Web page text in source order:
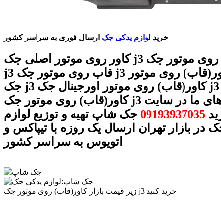
خرید لوازم یدکی جک ارسال فوری به سراسر کشور
کاور روی موتور اصلی جک j3 بهترین کاور روی موتور جک
j3 قاب روی موتور جک j3 قیمت کاور(قاب) روی موتور
جک j3 کاور(قاب) روی موتور اورجینال جک j3 فروش
کاور(قاب) روی موتور جک j3 با شماره های ما در سایت
09193937035 جک شاپ تهیه و توزیع لوازم
در بازار تهران ارسال یک روزه با تیپاکس و
اتویوس به سراسر کشور
زیر قیمت بازار کاور(قاب) روی موتور جک j3 خرید کنید